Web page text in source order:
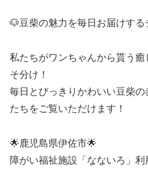
🐶豆柴の魅力を毎日お届けする
私たちがワンちゃんから貰う
そ分け！
毎日とびっきりかわいい豆柴
たちをご覧いただけます！
🌟鹿児島県伊佐市🌟
障がい福祉施設「なないろ」